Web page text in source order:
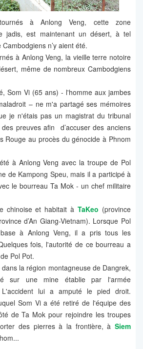
à Anlong Veng, cette zone
jadis, est maintenant un désert, à tel
n’y aient été.
à Anlong Veng, la vieille terre notoire
même de nombreux Cambodgiens
Som Vi (65 ans) - l'homme aux jambes
– ne m'a partagé ses mémoires
je n'étais pas un magistrat du tribunal
preuves afin d’accuser des anciens
Rouge au procès du génocide à Phnom
à Anlong Veng avec la troupe de Pol
de Kampong Speu, mais il a participé à
le bourreau Ta Mok - un chef militaire
chinoise et habitait àTaKeo (province
d’An Giang-Vietnam). Lorsque Pol
à Anlong Veng, il a pris tous les
fois, l'autorité de ce bourreau a
Pol Pot.
la région montagneuse de Dangrek,
sur une mine établie par l'armée
lui a amputé le pied droit.
Som Vi a été retiré de l'équipe des
de Ta Mok pour rejoindre les troupes
des pierres à la frontière, à Siem